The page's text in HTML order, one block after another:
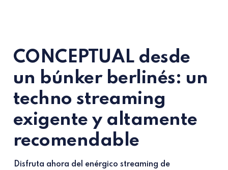
CONCEPTUAL desde
un búnker berlinés: un
techno streaming
exigente y altamente
recomendable
Disfruta ahora del enérgico streaming de